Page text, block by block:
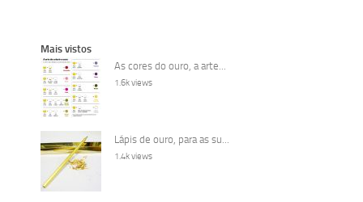
Mais vistos
As cores do ouro, a arte...
1.6k views
Lápis de ouro, para as su...
1.4k views